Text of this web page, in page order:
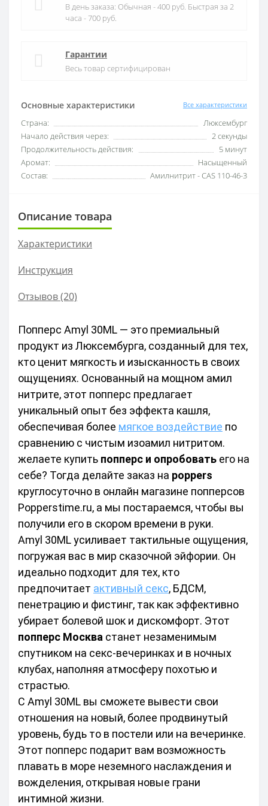
Основные характеристики Все характеристики
Страна:
Люксембург
Начало действия через:
2 секунды
Продолжительность действия:
5 минут
Аромат:
Насыщенный
Состав:
Амилнитрит - CAS 110-46-3
В день заказа: Обычная - 400 руб. Быстрая за 2
часа - 700 руб.
Гарантии
Весь товар сертифицирован
Описание товара
Характеристики
Инструкция
Отзывов (20)
Попперс Amyl 30ML — это премиальный
продукт из Люксембурга, созданный для тех,
кто ценит мягкость и изысканность в своих
ощущениях. Основанный на мощном амил
нитрите, этот попперс предлагает
уникальный опыт без эффекта кашля,
обеспечивая более мягкое воздействие по
сравнению с чистым изоамил нитритом.
желаете купить попперс и опробовать его на
себе? Тогда делайте заказ на poppers
круглосуточно в онлайн магазине попперсов
Popperstime.ru, а мы постараемся, чтобы вы
получили его в скором времени в руки.
Amyl 30ML усиливает тактильные ощущения,
погружая вас в мир сказочной эйфории. Он
идеально подходит для тех, кто
предпочитает активный секс, БДСМ,
пенетрацию и фистинг, так как эффективно
попперс Москва станет незаменимым
спутником на секс-вечеринках и в ночных
клубах, наполняя атмосферу похотью и
страстью.
С Amyl 30ML вы сможете вывести свои
отношения на новый, более продвинутый
уровень, будь то в постели или на вечеринке.
Этот попперс подарит вам возможность
плавать в море неземного наслаждения и
вожделения, открывая новые грани
интимной жизни.